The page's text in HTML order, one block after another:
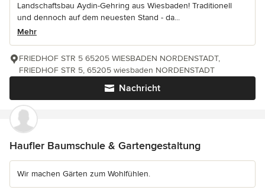
Landschaftsbau Aydin-Gehring aus Wiesbaden! Traditionell
und dennoch auf dem neuesten Stand - da...
Mehr
Nachricht
FRIEDHOF STR 5 65205 WIESBADEN NORDENSTADT,
FRIEDHOF STR 5, 65205 wiesbaden NORDENSTADT
Haufler Baumschule & Gartengestaltung
Wir machen Gärten zum Wohlfühlen.